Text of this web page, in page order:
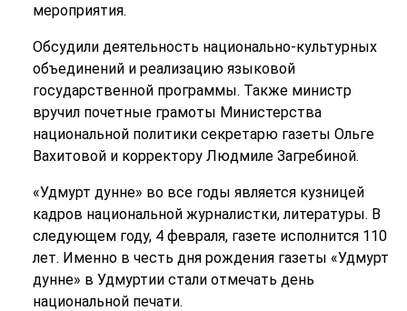
мероприятия.
Обсудили деятельность национально-культурных
объединений и реализацию языковой
государственной программы. Также министр
вручил почетные грамоты Министерства
национальной политики секретарю газеты Ольге
Вахитовой и корректору Людмиле Загребиной.
«Удмурт дунне» во все годы является кузницей
кадров национальной журналистки, литературы. В
следующем году, 4 февраля, газете исполнится 110
лет. Именно в честь дня рождения газеты «Удмурт
дунне» в Удмуртии стали отмечать день
национальной печати.